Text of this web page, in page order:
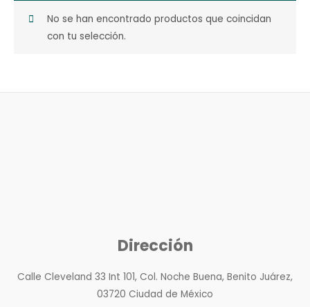
No se han encontrado productos que coincidan
con tu selección.
Dirección
Calle Cleveland 33 Int 101, Col. Noche Buena, Benito Juárez,
03720 Ciudad de México